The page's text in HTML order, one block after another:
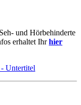
und Hörbehinderte
erhaltet Ihrhier